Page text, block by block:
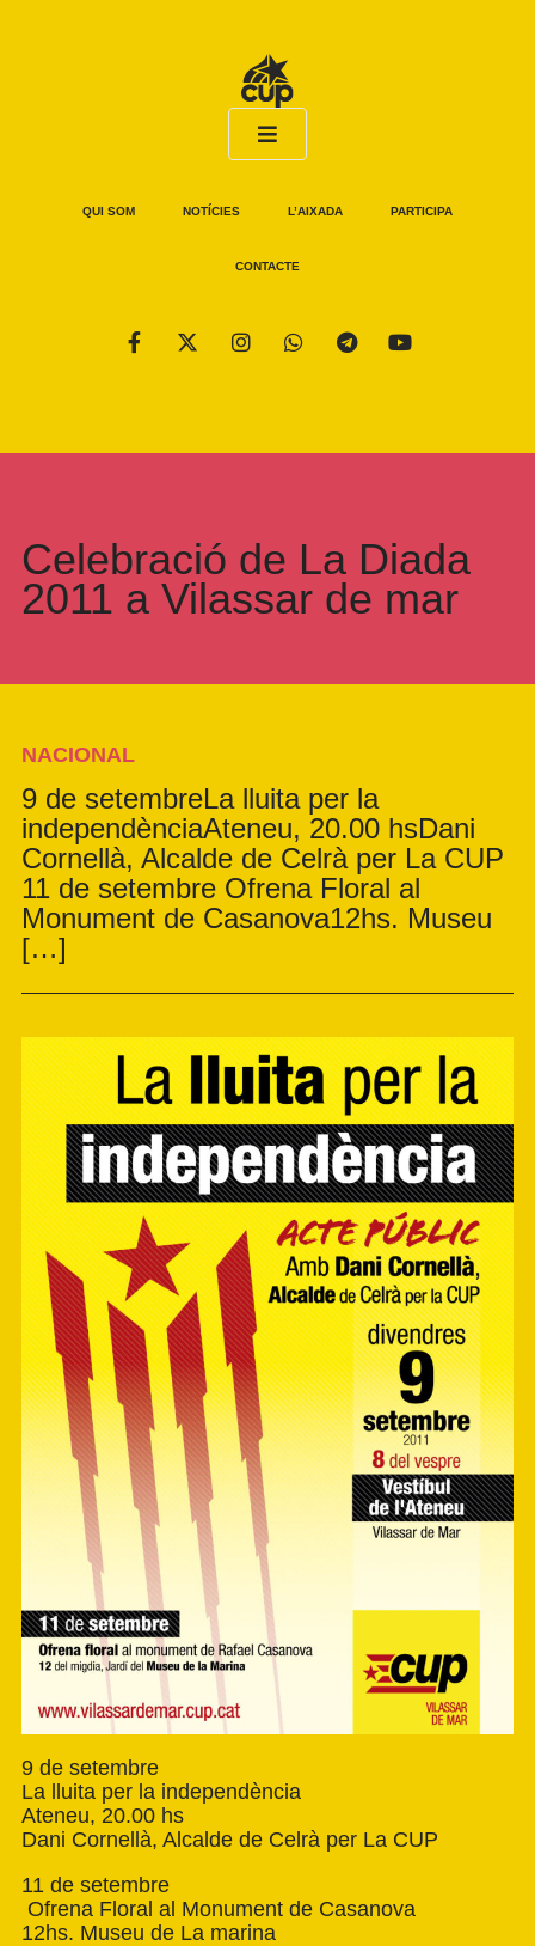
QUI SOM NOTÍCIES L’AIXADA PARTICIPA
CONTACTE
Celebració de La Diada
2011 a Vilassar de mar
NACIONAL
9 de setembreLa lluita per la
independènciaAteneu, 20.00 hsDani
Cornellà, Alcalde de Celrà per La CUP
11 de setembre Ofrena Floral al
Monument de Casanova12hs. Museu
[…]
9 de setembre
La lluita per la independència
Ateneu, 20.00 hs
Dani Cornellà, Alcalde de Celrà per La CUP
11 de setembre
Ofrena Floral al Monument de Casanova
12hs. Museu de La marina